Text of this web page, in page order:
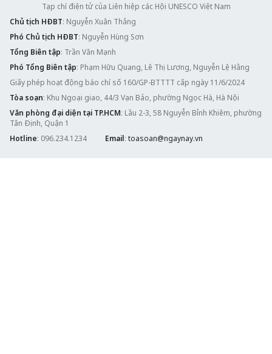
Tạp chí điện tử của Liên hiệp các Hội UNESCO Việt Nam
Chủ tịch HĐBT: Nguyễn Xuân Thắng
Phó Chủ tịch HĐBT: Nguyễn Hùng Sơn
Tổng Biên tập: Trần Văn Mạnh
Phó Tổng Biên tập: Phạm Hữu Quang, Lê Thị Lương, Nguyễn Lệ Hằng
Giấy phép hoạt động báo chí số 160/GP-BTTTT cấp ngày 11/6/2024
Tòa soạn: Khu Ngoại giao, 44/3 Vạn Bảo, phường Ngọc Hà, Hà Nội
Văn phòng đại diện tại TP.HCM: Lầu 2-3, 58 Nguyễn Bỉnh Khiêm, phường
Tân Định, Quận 1
Hotline: 096.234.1234 Email: toasoan@ngaynay.vn